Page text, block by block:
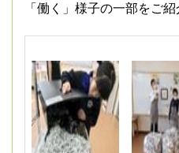
「働く」様子の一部をご紹